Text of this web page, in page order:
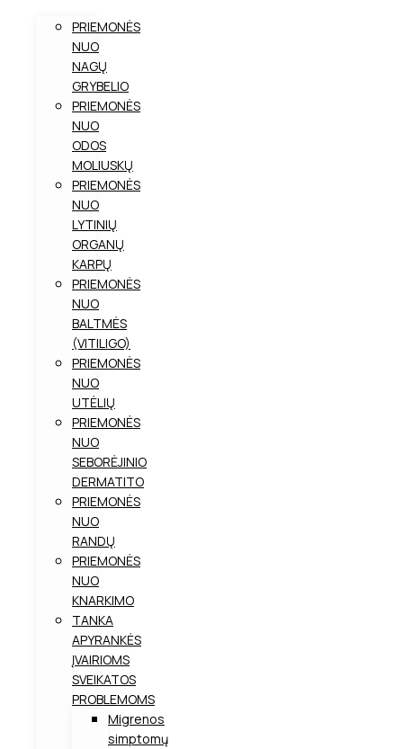
PRIEMONĖS
NUO
NAGŲ
GRYBELIO
PRIEMONĖS
NUO
ODOS
MOLIUSKŲ
PRIEMONĖS
NUO
LYTINIŲ
ORGANŲ
KARPŲ
PRIEMONĖS
NUO
BALTMĖS
(VITILIGO)
PRIEMONĖS
NUO
UTĖLIŲ
PRIEMONĖS
NUO
SEBORĖJINIO
DERMATITO
PRIEMONĖS
NUO
RANDŲ
PRIEMONĖS
NUO
KNARKIMO
TANKA
APYRANKĖS
ĮVAIRIOMS
SVEIKATOS
PROBLEMOMS
Migrenos
simptomų